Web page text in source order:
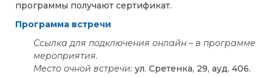
программы получают сертификат.
Программа встречи
Ссылка для подключения онлайн – в программе
мероприятия.
Место очной встречи: ул. Сретенка, 29, ауд. 406.